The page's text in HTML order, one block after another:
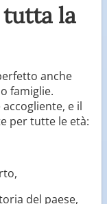
tutta la
anche
famiglie.
e il
per tutte le età:
del paese,